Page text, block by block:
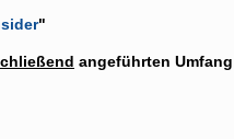
"
angeführten Umfang